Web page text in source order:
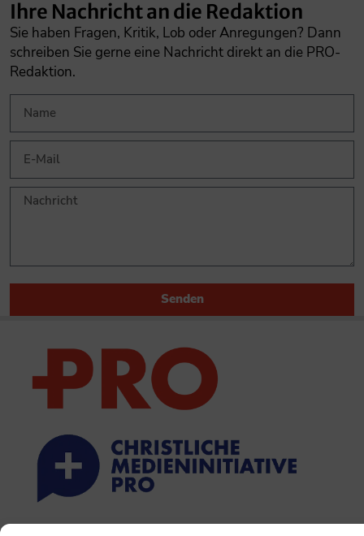
Ihre Nachricht an die Redaktion
Sie haben Fragen, Kritik, Lob oder Anregungen? Dann
schreiben Sie gerne eine Nachricht direkt an die PRO-
Redaktion.
Senden